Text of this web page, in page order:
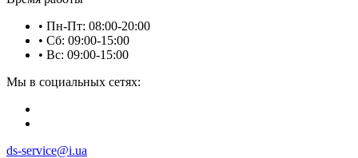
• Пн-Пт: 08:00-20:00
• Сб: 09:00-15:00
• Вс: 09:00-15:00
Мы в социальных сетях:
ds-service@i.ua